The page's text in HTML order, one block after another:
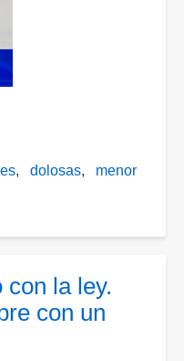
dolosas menor
con la ley.
con un